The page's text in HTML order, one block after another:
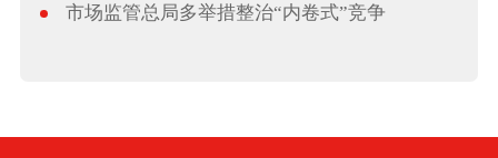
市场监管总局多举措整治“内卷式”竞争